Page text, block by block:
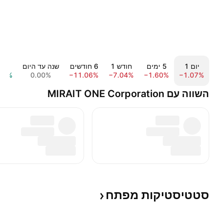
יום ‎1‎
−1.07%
‎5‎ ימים
−1.60%
חודש ‎1‎
−7.04%
‎6‎ חודשים
−11.06%
שנה עד היום
0.00%
השווה עם MIRAIT ONE Corporation
סטטיסטיקות מפתח